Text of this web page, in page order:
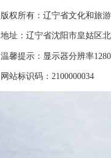
版权所有：辽宁省文化和旅
地址：辽宁省沈阳市皇姑区
温馨提示：显示器分辨率
网站标识码：2100000034